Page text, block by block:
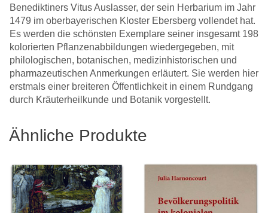
Benediktiners Vitus Auslasser, der sein Herbarium im Jahr
1479 im oberbayerischen Kloster Ebersberg vollendet hat.
Es werden die schönsten Exemplare seiner insgesamt 198
kolorierten Pflanzenabbildungen wiedergegeben, mit
philologischen, botanischen, medizinhistorischen und
pharmazeutischen Anmerkungen erläutert. Sie werden hier
erstmals einer breiteren Öffentlichkeit in einem Rundgang
durch Kräuterheilkunde und Botanik vorgestellt.
Ähnliche Produkte